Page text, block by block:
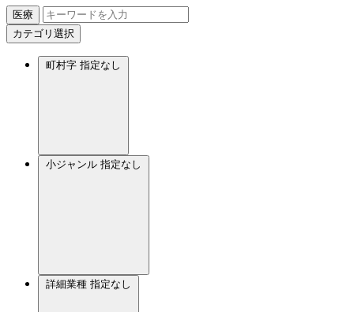
医療
カテゴリ選択
町村字 指定なし
小ジャンル 指定なし
詳細業種 指定なし